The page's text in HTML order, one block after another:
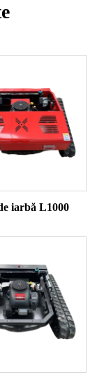
iarbă L1000